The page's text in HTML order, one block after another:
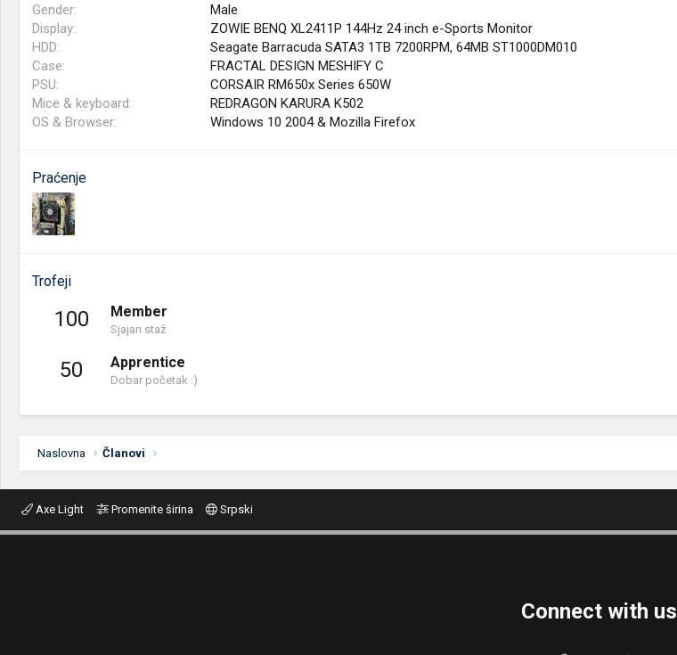
Gender
Male
Display
ZOWIE BENQ XL2411P 144Hz 24 inch e-Sports Monitor
HDD
Seagate Barracuda SATA3 1TB 7200RPM, 64MB ST1000DM010
Case
FRACTAL DESIGN MESHIFY C
PSU
CORSAIR RM650x Series 650W
Mice & keyboard
REDRAGON KARURA K502
OS & Browser
Windows 10 2004 & Mozilla Firefox
Praćenje
Trofeji
100 Member
Sjajan staž
50 Apprentice
Dobar početak :)
Naslovna Članovi
Axe Light Promenite širina Srpski
Connect with us